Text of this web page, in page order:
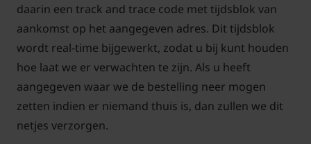
Canna's zijn niet winterhard, dus het is
belangrijk om ze te beschermen tegen vorst.
In koudere klimaten moeten de knollen in de
herfst uit de grond worden gehaald, nadat
het blad begint af te sterven. Laat de knollen
drogen op een koele, vorstvrije plaats. Bewaar
ze over de winter in een luchtige container
daarin een track and trace code met tijdsblok van
aankomst op het aangegeven adres. Dit tijdsblok
wordt real-time bijgewerkt, zodat u bij kunt houden
hoe laat we er verwachten te zijn. Als u heeft
aangegeven waar we de bestelling neer mogen
zetten indien er niemand thuis is, dan zullen we dit
netjes verzorgen.